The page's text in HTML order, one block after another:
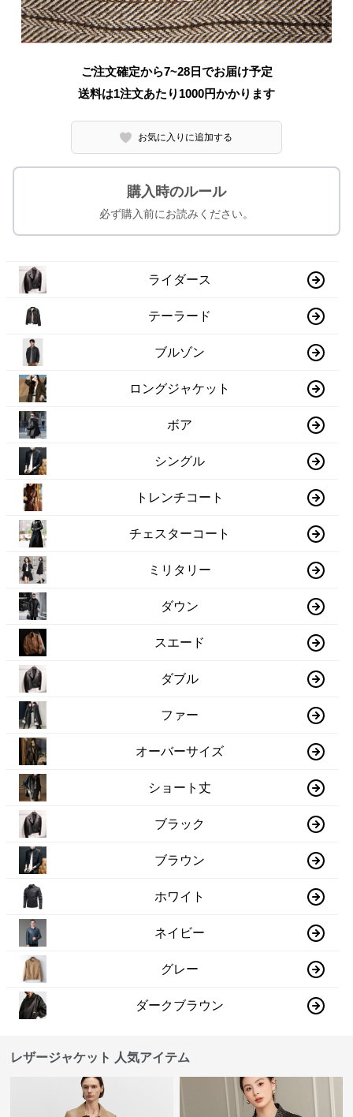
ご注文確定から7~28日でお届け予定
送料は1注文あたり 1000円かかります
お気に入りに追加する
購入時のルール
必ず購入前にお読みください。
ライダース
テーラード
ブルゾン
ロングジャケット
ボア
シングル
トレンチコート
チェスターコート
ミリタリー
ダウン
スエード
ダブル
ファー
オーバーサイズ
ショート丈
ブラック
ブラウン
ホワイト
ネイビー
グレー
ダークブラウン
レザージャケット 人気アイテム